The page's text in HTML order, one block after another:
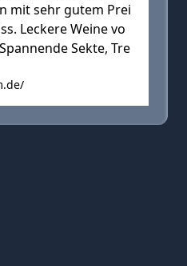
mit sehr gutem Prei
Leckere Weine vo
Sekte, Tre